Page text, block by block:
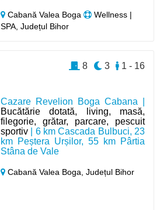
Cabană Valea Boga
Wellness |
SPA, Județul Bihor
Cazare Revelion Boga Cabana |
Bucătărie dotată, living, masă,
filegorie, grătar, parcare, pescuit
sportiv | 6 km Cascada Bulbuci, 23
km Peștera Urșilor, 55 km Pârtia
Stâna de Vale
Cabană Valea Boga,Județul Bihor
1 - 16
3
8